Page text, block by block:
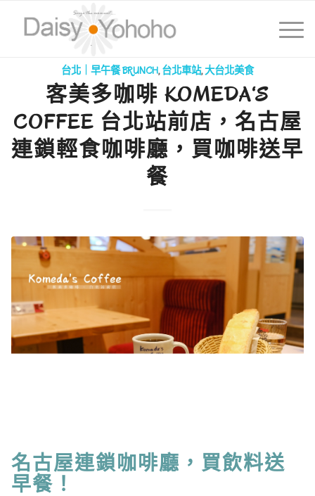
台北｜早午餐 BRUNCH,台北車站,大台北美食
客美多咖啡 KOMEDA‘S
COFFEE 台北站前店，名古屋
連鎖輕食咖啡廳，買咖啡送早
餐
名古屋連鎖咖啡廳，買飲料送
早餐！